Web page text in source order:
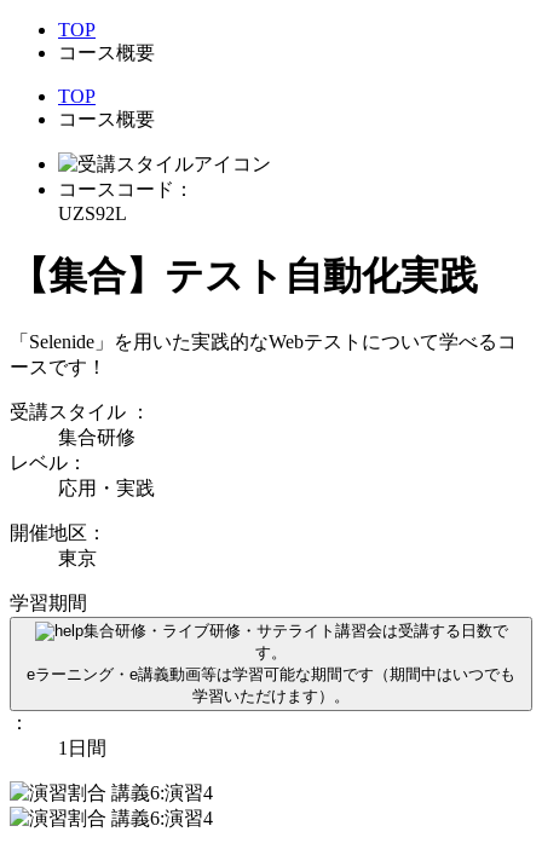
TOP
コース概要
TOP
コース概要
コースコード：
UZS92L
【集合】テスト自動化実践
「Selenide」を用いた実践的なWebテストについて学べるコ
ースです！
受講スタイル ：
集合研修
レベル：
応用・実践
開催地区：
東京
学習期間
集合研修・ライブ研修・サテライト講習会は受講する日数で
す。
eラーニング・e講義動画等は学習可能な期間です（期間中はいつでも
学習いただけます）。
：
1日間